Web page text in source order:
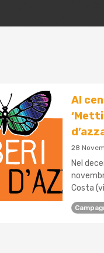
Al
28
Nel
Costa